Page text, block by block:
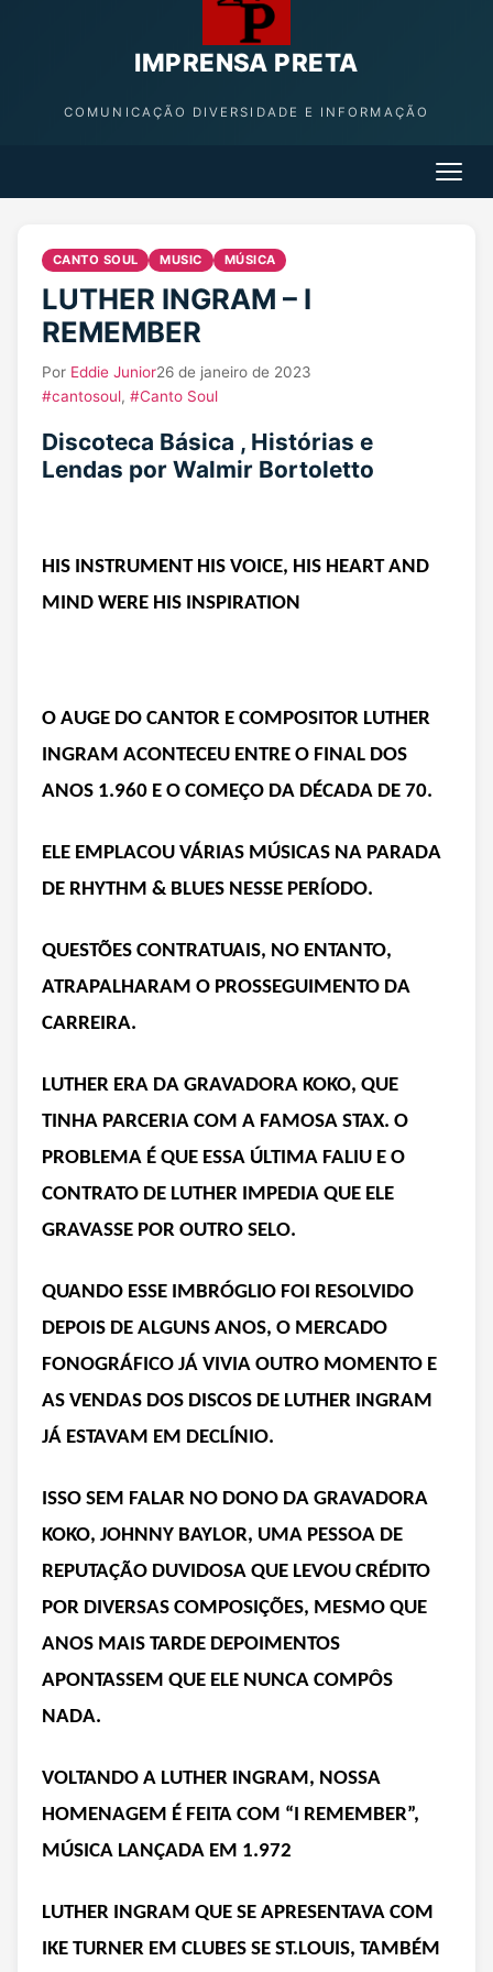
IMPRENSA PRETA
COMUNICAÇÃO DIVERSIDADE E INFORMAÇÃO
CANTO SOUL MUSIC MÚSICA
LUTHER INGRAM – I
REMEMBER
Por Eddie Junior26 de janeiro de 2023
#cantosoul, #Canto Soul
Discoteca Básica , Histórias e
Lendas por Walmir Bortoletto
HIS INSTRUMENT HIS VOICE, HIS HEART AND
MIND WERE HIS INSPIRATION
O AUGE DO CANTOR E COMPOSITOR LUTHER
INGRAM ACONTECEU ENTRE O FINAL DOS
ANOS 1.960 E O COMEÇO DA DÉCADA DE 70.
ELE EMPLACOU VÁRIAS MÚSICAS NA PARADA
DE RHYTHM & BLUES NESSE PERÍODO.
QUESTÕES CONTRATUAIS, NO ENTANTO,
ATRAPALHARAM O PROSSEGUIMENTO DA
CARREIRA.
LUTHER ERA DA GRAVADORA KOKO, QUE
TINHA PARCERIA COM A FAMOSA STAX. O
PROBLEMA É QUE ESSA ÚLTIMA FALIU E O
CONTRATO DE LUTHER IMPEDIA QUE ELE
GRAVASSE POR OUTRO SELO.
QUANDO ESSE IMBRÓGLIO FOI RESOLVIDO
DEPOIS DE ALGUNS ANOS, O MERCADO
FONOGRÁFICO JÁ VIVIA OUTRO MOMENTO E
AS VENDAS DOS DISCOS DE LUTHER INGRAM
JÁ ESTAVAM EM DECLÍNIO.
ISSO SEM FALAR NO DONO DA GRAVADORA
KOKO, JOHNNY BAYLOR, UMA PESSOA DE
REPUTAÇÃO DUVIDOSA QUE LEVOU CRÉDITO
POR DIVERSAS COMPOSIÇÕES, MESMO QUE
ANOS MAIS TARDE DEPOIMENTOS
APONTASSEM QUE ELE NUNCA COMPÔS
NADA.
VOLTANDO A LUTHER INGRAM, NOSSA
HOMENAGEM É FEITA COM “I REMEMBER”,
MÚSICA LANÇADA EM 1.972
LUTHER INGRAM QUE SE APRESENTAVA COM
IKE TURNER EM CLUBES SE ST.LOUIS, TAMBÉM